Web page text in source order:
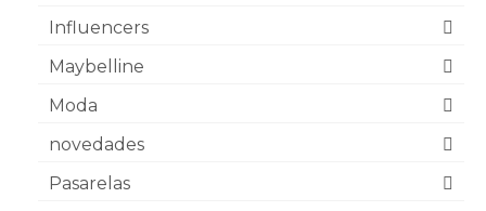
Influencers
Maybelline
Moda
novedades
Pasarelas